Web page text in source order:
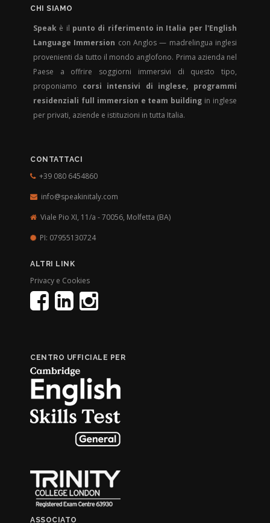
CHI SIAMO
Speak è il punto di riferimento in Italia per l'English
Language Immersion con Anglos — madrelingua inglesi
provenienti da tutto il mondo anglofono. Prima azienda nel
Paese a offrire soggiorni immersivi di questo tipo,
proponiamo corsi intensivi di inglese, programmi
residenziali full immersion e team building in inglese
per privati, aziende e istituzioni in tutta Italia.
CONTATTACI
+39 080 6454860
info@speakinitaly.com
Viale Pio XI, 11/a - 70056, Molfetta (BA)
PI: 07955130724
ALTRI LINK
Privacy e Cookies
CENTRO UFFICIALE PER
ASSOCIATO